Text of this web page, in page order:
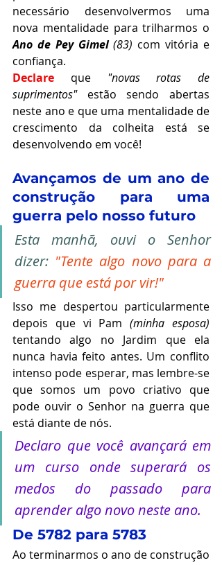
necessário desenvolvermos uma
Ano de Pey Gimel (83) com vitória e
confiança.
Declare que "novas rotas de
suprimentos" estão sendo abertas
neste ano e que uma mentalidade de
crescimento da colheita está se
desenvolvendo em você!
Avançamos de um ano de
construção para uma
guerra pelo nosso futuro
Esta manhã, ouvi o Senhor
dizer: "Tente algo novo para a
guerra que está por vir!"
Isso me despertou particularmente
depois que vi Pam
tentando algo no Jardim que ela
nunca havia feito antes. Um conflito
intenso pode esperar, mas lembre-se
que somos um povo criativo que
pode ouvir o Senhor na guerra que
está diante de nós.
Declaro que você avançará em
um curso onde superará os
medos do passado para
aprender algo novo neste ano.
De 5782 para 5783
Ao terminarmos o ano de construção